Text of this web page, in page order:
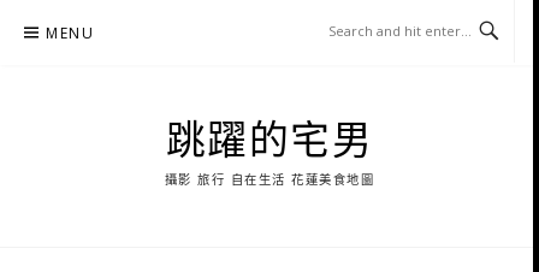
MENU
跳躍的宅男
攝影 旅行 自在生活 花蓮美食地圖